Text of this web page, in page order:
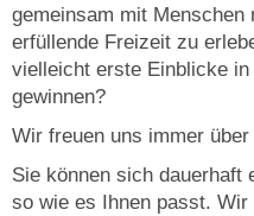
gemeinsam mit Menschen
erfüllende Freizeit zu
vielleicht erste Einblicke
gewinnen?
Wir freuen uns immer
Sie können sich dauerhaft
so wie es Ihnen passt.